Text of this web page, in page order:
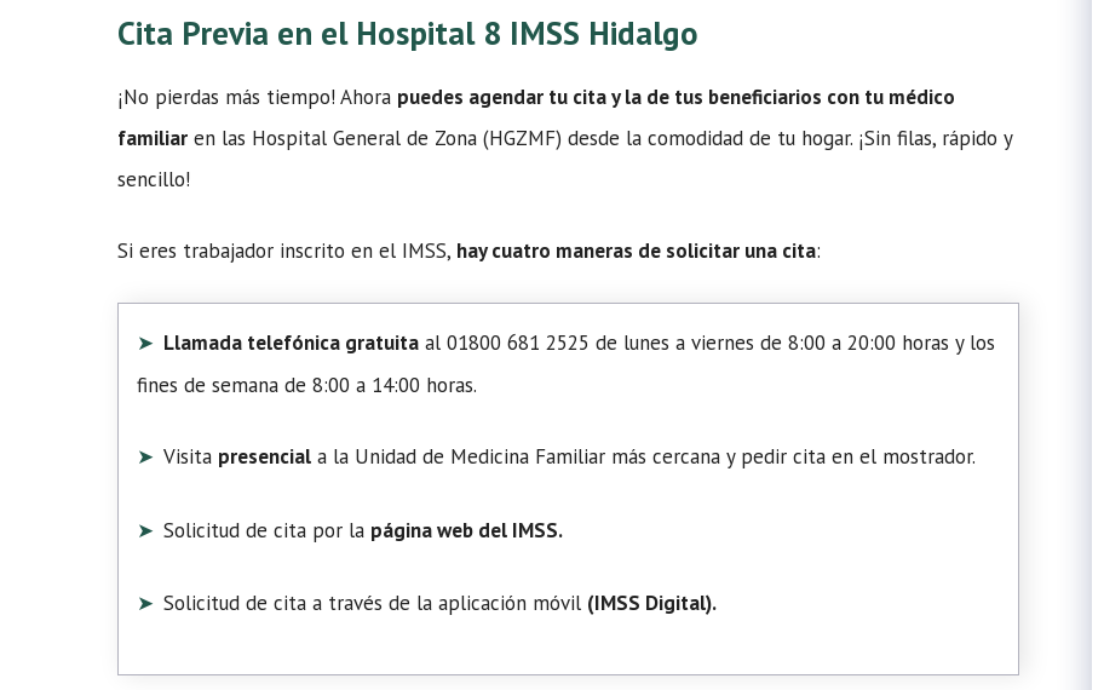
Cita Previa en el Hospital 8 IMSS Hidalgo
¡No pierdas más tiempo! Ahora puedes agendar tu cita y la de tus beneficiarios con tu médico
familiar en las Hospital General de Zona (HGZMF) desde la comodidad de tu hogar. ¡Sin filas, rápido y
sencillo!
Si eres trabajador inscrito en el IMSS, hay cuatro maneras de solicitar una cita:
Llamada telefónica gratuita al 01800 681 2525 de lunes a viernes de 8:00 a 20:00 horas y los
fines de semana de 8:00 a 14:00 horas.
Visita presencial a la Unidad de Medicina Familiar más cercana y pedir cita en el mostrador.
Solicitud de cita por la página web del IMSS.
Solicitud de cita a través de la aplicación móvil (IMSS Digital).